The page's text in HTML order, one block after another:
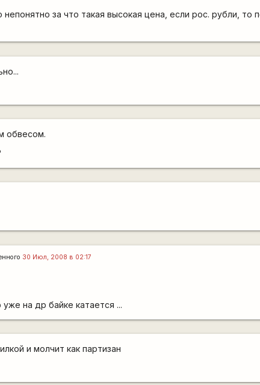
за что такая высокая цена, если рос. рубли, то
обвесом.
30 Июл, 2008 в 02:17
на др байке катается ...
и молчит как партизан